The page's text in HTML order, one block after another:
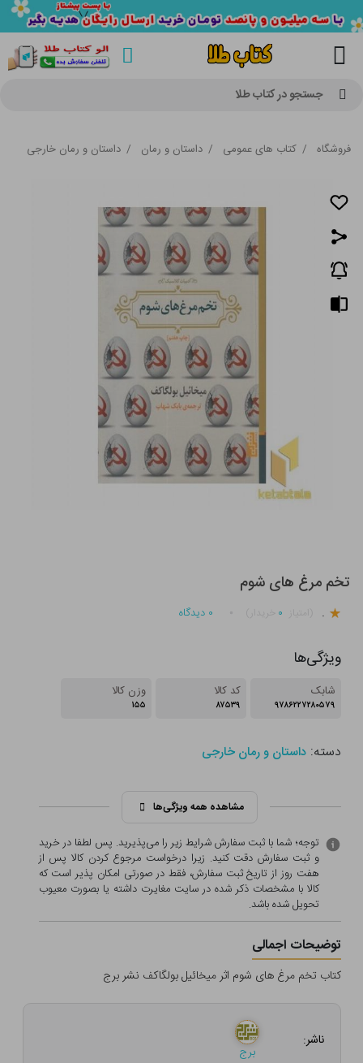
جستجو در کتاب طلا
فروشگاه / کتاب های عمومی / داستان و رمان / داستان و رمان خارجی
تخم مرغ های شوم
. ۰ ۰ دیدگاه
ویژگی‌ها
شابک
۹۷۸۶۲۲۷۲۸۰۵۷۹
کد کالا
۸۷۵۳۹
وزن کالا
۱۵۵
دسته:داستان و رمان خارجی
مشاهده همه ویژگی‌ها
توجه؛ شما با ثبت سفارش شرایط زیر را می‌پذیرید. پس لطفا در خرید
و ثبت سفارش دقت کنید. زیرا درخواست مرجوع کردن کالا پس از
هفت روز از تاریخ ثبت سفارش، فقط در صورتی امکان پذیر است که
کالا با مشخصات ذکر شده در سایت مغایرت داشته یا بصورت معيوب
تحویل شده باشد.
توضیحات اجمالی
کتاب تخم مرغ های شوم اثر میخائیل بولگاکف نشر برج
ناشر:
برج